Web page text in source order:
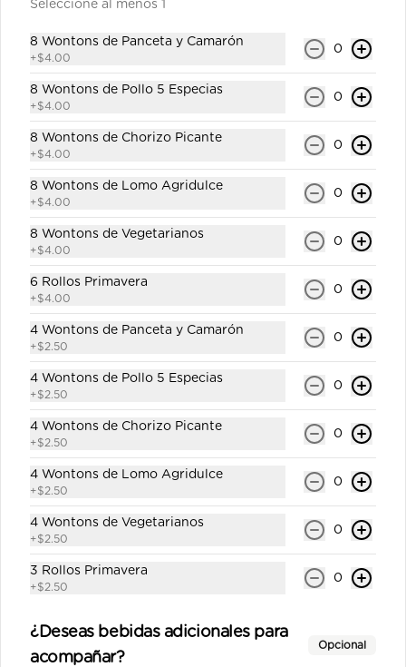
Orangine de Naranja 250ml
$1.00
Orangine de Piña 250ml
Gaseosa personal.
San Felipe con gas 300ml
Agua con gas personal.
$0.65
Sprite 330ml
Gaseosa personal.
Seleccione al menos 1
8 Wontons de Panceta y Camarón
+$4.00
0
8 Wontons de Pollo 5 Especias
+$4.00
0
8 Wontons de Chorizo Picante
+$4.00
0
8 Wontons de Lomo Agridulce
+$4.00
0
8 Wontons de Vegetarianos
+$4.00
0
6 Rollos Primavera
+$4.00
0
4 Wontons de Panceta y Camarón
+$2.50
0
4 Wontons de Pollo 5 Especias
+$2.50
0
4 Wontons de Chorizo Picante
+$2.50
0
4 Wontons de Lomo Agridulce
+$2.50
0
4 Wontons de Vegetarianos
+$2.50
0
3 Rollos Primavera
+$2.50
0
¿Deseas bebidas adicionales para
acompañar?
Opcional